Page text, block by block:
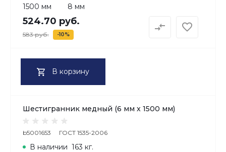
1500 мм 8 мм
524.70 руб.
583 руб. -10%
В корзину
Шестигранник медный (6 мм х 1500 мм)
b5001653 ГОСТ 1535-2006
В наличии 163 кг.